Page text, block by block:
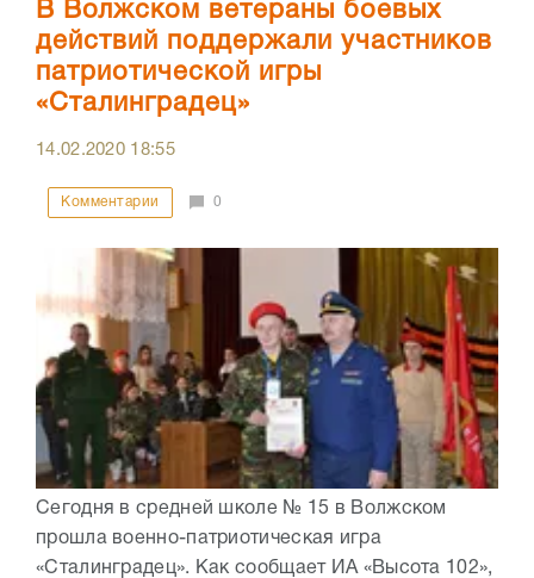
В Волжском ветераны боевых
действий поддержали участников
патриотической игры
«Сталинградец»
14.02.2020 18:55
Комментарии 0
Сегодня в средней школе № 15 в Волжском
прошла военно-патриотическая игра
«Сталинградец». Как сообщает ИА «Высота 102»,